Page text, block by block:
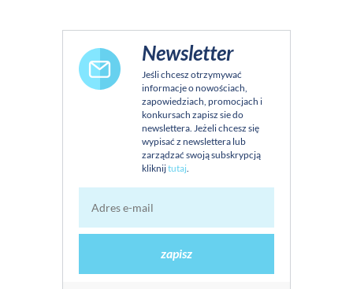
Newsletter
Jeśli chcesz otrzymywać
informacje o nowościach,
zapowiedziach, promocjach i
konkursach zapisz sie do
newslettera. Jeżeli chcesz się
wypisać z newslettera lub
zarządzać swoją subskrypcją
kliknijtutaj
zapisz